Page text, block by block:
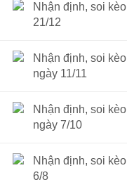
Nhận định, soi
21/12
Nhận định, soi
ngày 11/11
Nhận định, soi
ngày 7/10
Nhận định, soi
6/8